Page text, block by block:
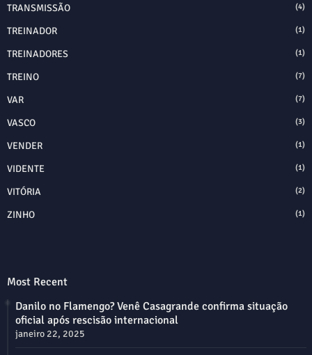
TRANSMISSÃO (4)
TREINADOR (1)
TREINADORES (1)
TREINO (7)
VAR (7)
VASCO (3)
VENDER (1)
VIDENTE (1)
VITÓRIA (2)
ZINHO (1)
Most Recent
Danilo no Flamengo? Venê Casagrande confirma situação
oficial após rescisão internacional
janeiro 22, 2025